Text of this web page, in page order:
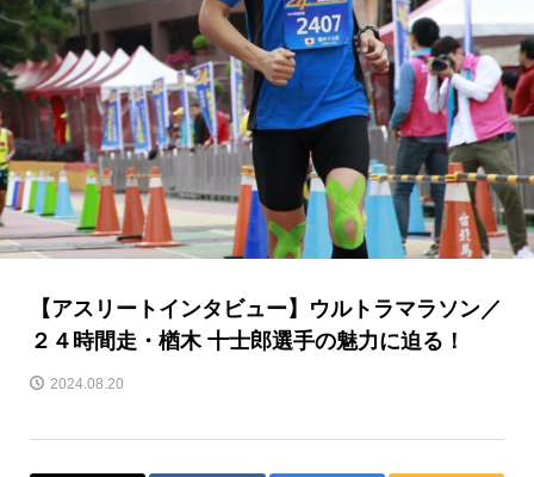
【アスリートインタビュー】ウルトラマラソン／
２４時間走・楢木 十士郎選手の魅力に迫る！
2024.08.20